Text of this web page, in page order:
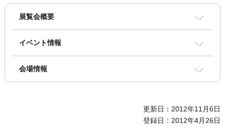
展覧会概要
イベント情報
会場情報
更新日：2012年11月6日
登録日：2012年4月26日